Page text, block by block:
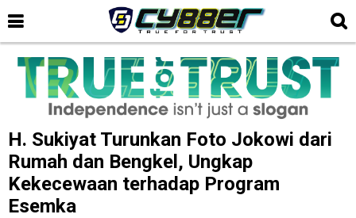
H. Sukiyat Turunkan Foto Jokowi dari
Rumah dan Bengkel, Ungkap
Kekecewaan terhadap Program
Esemka